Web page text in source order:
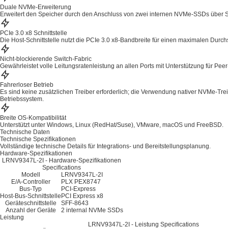
Duale NVMe-Erweiterung
Erweitert den Speicher durch den Anschluss von zwei internen NVMe-SSDs über
PCIe 3.0 x8 Schnittstelle
Die Host-Schnittstelle nutzt die PCIe 3.0 x8-Bandbreite für einen maximalen
Nicht-blockierende Switch-Fabric
Gewährleistet volle Leitungsratenleistung an allen Ports mit Unterstützung für
Fahrerloser Betrieb
Es sind keine zusätzlichen Treiber erforderlich; die Verwendung nativer NVMe-
Betriebssystem.
Breite OS-Kompatibilität
Unterstützt unter Windows, Linux (RedHat/Suse), VMware, macOS und FreeBSD.
Technische Daten
Technische Spezifikationen
Vollständige technische Details für Integrations- und Bereitstellungsplanung.
Hardware-Spezifikationen
LRNV9347L-2I - Hardware-Spezifikationen
Specifications
Modell
LRNV9347L-2I
E/A-Controller
PLX PEX8747
Bus-Typ
PCI-Express
Host-Bus-Schnittstelle PCI Express x8
Geräteschnittstelle
SFF-8643
Anzahl der Geräte
2 internal NVMe SSDs
Leistung
LRNV9347L-2I - Leistung Specifications